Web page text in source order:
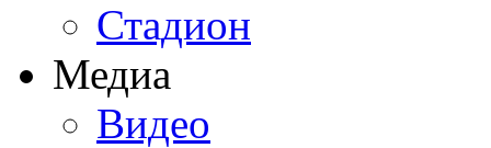
Стадион
Медиа
Видео